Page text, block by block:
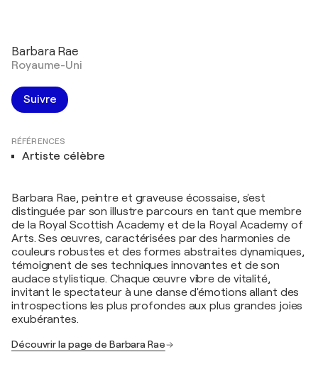
Barbara Rae
Royaume-Uni
Suivre
RÉFÉRENCES
Artiste célèbre
Barbara Rae, peintre et graveuse écossaise, s'est
distinguée par son illustre parcours en tant que membre
de la Royal Scottish Academy et de la Royal Academy of
Arts. Ses œuvres, caractérisées par des harmonies de
couleurs robustes et des formes abstraites dynamiques,
témoignent de ses techniques innovantes et de son
audace stylistique. Chaque œuvre vibre de vitalité,
invitant le spectateur à une danse d'émotions allant des
introspections les plus profondes aux plus grandes joies
exubérantes.
Découvrir la page de Barbara Rae